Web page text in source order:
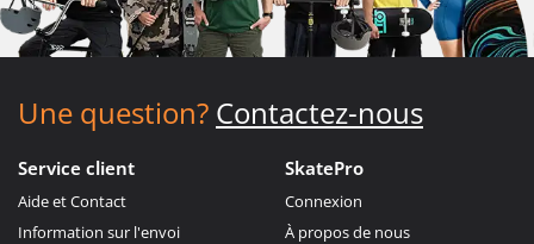
Une question? Contactez-nous
Service client
Aide et Contact
Information sur l'envoi
SkatePro
Connexion
À propos de nous